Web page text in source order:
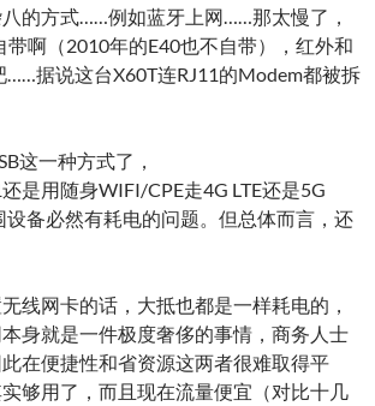
的方式……例如蓝牙上网……那太慢了，
带啊（2010年的E40也不自带），红外和
……据说这台X60T连RJ11的Modem都被拆
这一种方式了，
是用随身WIFI/CPE走4G LTE还是5G
设备必然有耗电的问题。但总体而言，还
线网卡的话，大抵也都是一样耗电的，
身就是一件极度奢侈的事情，商务人士
在便捷性和省资源这两者很难取得平
够用了，而且现在流量便宜（对比十几